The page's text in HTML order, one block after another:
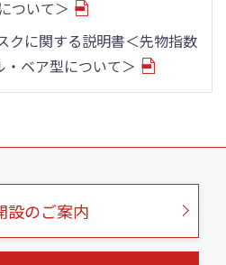
ついて＞
クに関する説明書＜先物指数
ベア型について＞
設のご案内